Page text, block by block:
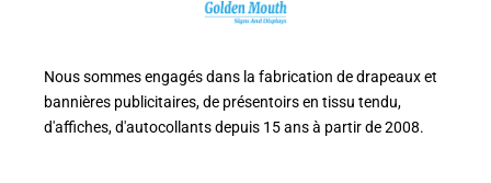
Nous sommes engagés dans la fabrication de drapeaux et
bannières publicitaires, de présentoirs en tissu tendu,
d'affiches, d'autocollants depuis 15 ans à partir de 2008.